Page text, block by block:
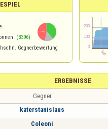
(3396)
Gegnerbewertung
ERGEBNISSE
Gegner
katerstanislaus
Coleoni